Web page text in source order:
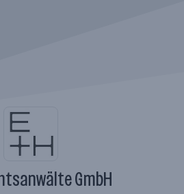
GmbH